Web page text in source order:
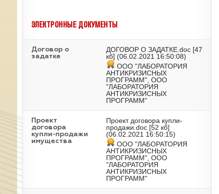
ЭЛЕКТРОННЫЕ ДОКУМЕНТЫ
Договор о
задатке
ДОГОВОР О ЗАДАТКЕ.doc [47
кб] (06.02.2021 16:50:08)
ООО "ЛАБОРАТОРИЯ
АНТИКРИЗИСНЫХ
ПРОГРАММ", ООО
"ЛАБОРАТОРИЯ
АНТИКРИЗИСНЫХ
ПРОГРАММ"
Проект
договора
купли-продажи
имущества
Проект договора купли-
продажи.doc [52 кб]
(06.02.2021 16:50:15)
ООО "ЛАБОРАТОРИЯ
АНТИКРИЗИСНЫХ
ПРОГРАММ", ООО
"ЛАБОРАТОРИЯ
АНТИКРИЗИСНЫХ
ПРОГРАММ"